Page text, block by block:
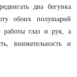
два бегунка
обоих полушарий
работы глаз и рук, а
внимательность и